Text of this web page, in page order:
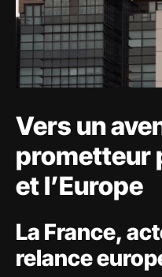
Vers un
prometteur
et l’Europe
La France,
relance